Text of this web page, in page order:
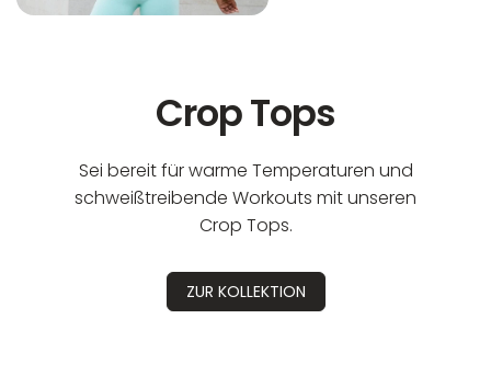
Crop Tops
Sei bereit für warme Temperaturen und
schweißtreibende Workouts mit unseren
Crop Tops.
ZUR KOLLEKTION